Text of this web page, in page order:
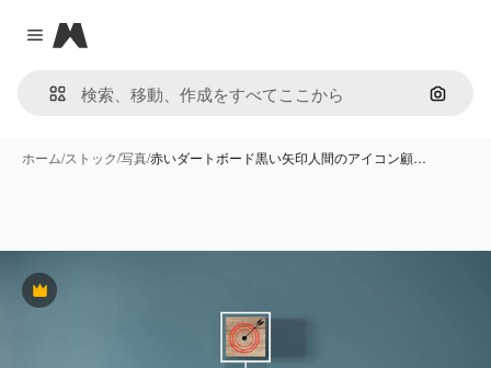
Close menu
Magnific
画像で
ホーム/ストック/写真/赤いダートボード黒い矢印人間のアイコン顧…
Premium